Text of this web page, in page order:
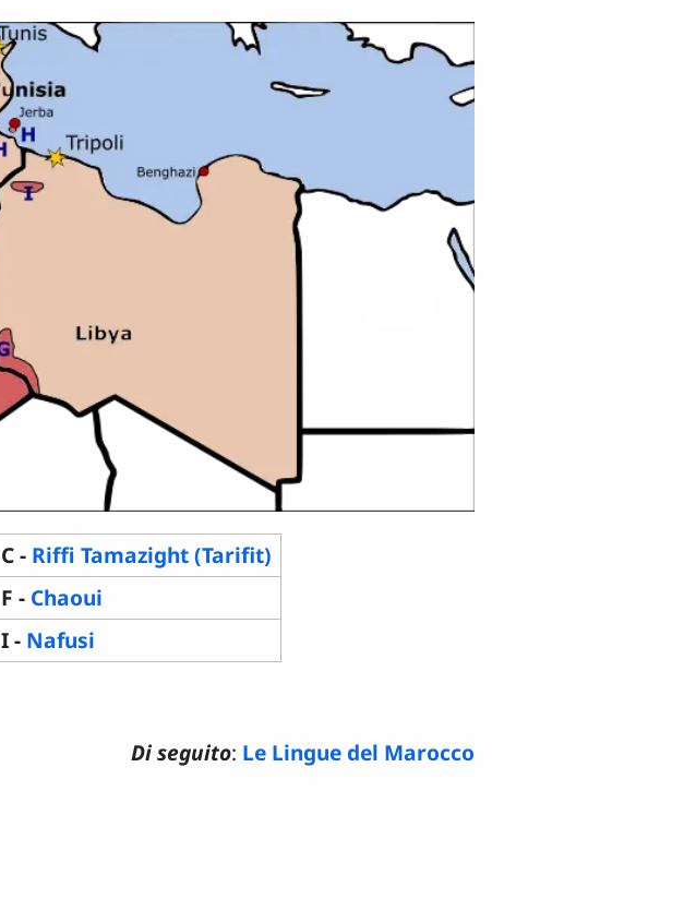
C - Riffi Tamazight (Tarifit)
F - Chaoui
I - Nafusi
Di seguito: Le Lingue del Marocco